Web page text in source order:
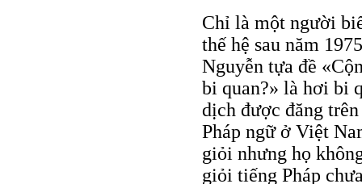
Chỉ là một người
thế hệ sau năm
Nguyễn tựa đề
bi quan?» là hơi bi
dịch được đăng
Pháp ngữ ở Việt
giỏi nhưng họ
giỏi tiếng Pháp